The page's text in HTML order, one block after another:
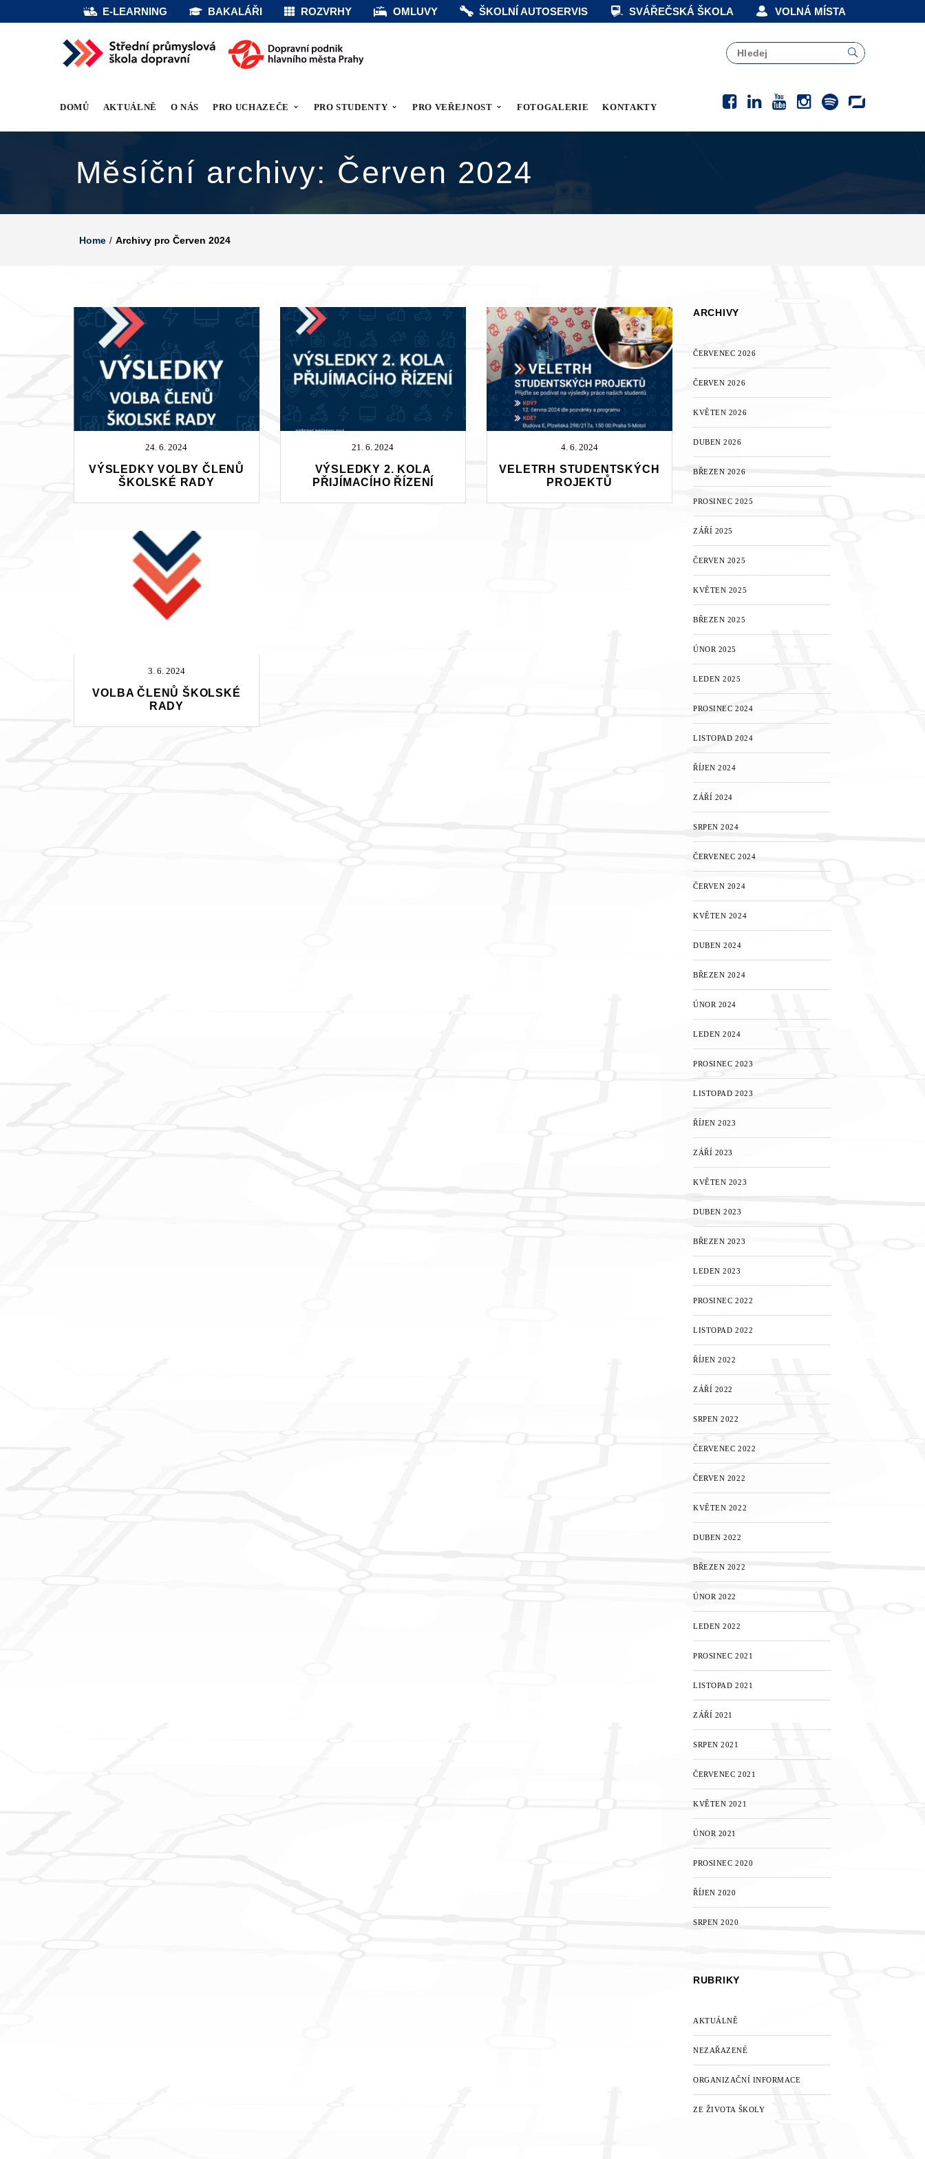
E-LEARNING BAKALÁŘI ROZVRHY OMLUVY ŠKOLNÍ AUTOSERVIS SVÁŘEČSKÁ ŠKOLA VOLNÁ MÍSTA
DOMŮ AKTUÁLNĚ O NÁS PRO UCHAZEČE PRO STUDENTY PRO VEŘEJNOST FOTOGALERIE KONTAKTY
Měsíční archivy: Červen 2024
Home Archivy pro Červen 2024
24. 6. 2024
VÝSLEDKY VOLBY ČLENŮ
ŠKOLSKÉ RADY
21. 6. 2024
VÝSLEDKY 2. KOLA
PŘIJÍMACÍHO ŘÍZENÍ
4. 6. 2024
VELETRH STUDENTSKÝCH
PROJEKTŮ
3. 6. 2024
VOLBA ČLENŮ ŠKOLSKÉ
RADY
ARCHIVY
ČERVENEC 2026
ČERVEN 2026
KVĚTEN 2026
DUBEN 2026
BŘEZEN 2026
PROSINEC 2025
ZÁŘÍ 2025
ČERVEN 2025
KVĚTEN 2025
BŘEZEN 2025
ÚNOR 2025
LEDEN 2025
PROSINEC 2024
LISTOPAD 2024
ŘÍJEN 2024
ZÁŘÍ 2024
SRPEN 2024
ČERVENEC 2024
ČERVEN 2024
KVĚTEN 2024
DUBEN 2024
BŘEZEN 2024
ÚNOR 2024
LEDEN 2024
PROSINEC 2023
LISTOPAD 2023
ŘÍJEN 2023
ZÁŘÍ 2023
KVĚTEN 2023
DUBEN 2023
BŘEZEN 2023
LEDEN 2023
PROSINEC 2022
LISTOPAD 2022
ŘÍJEN 2022
ZÁŘÍ 2022
SRPEN 2022
ČERVENEC 2022
ČERVEN 2022
KVĚTEN 2022
DUBEN 2022
BŘEZEN 2022
ÚNOR 2022
LEDEN 2022
PROSINEC 2021
LISTOPAD 2021
ZÁŘÍ 2021
SRPEN 2021
ČERVENEC 2021
KVĚTEN 2021
ÚNOR 2021
PROSINEC 2020
ŘÍJEN 2020
SRPEN 2020
RUBRIKY
AKTUÁLNĚ
NEZAŘAZENÉ
ORGANIZAČNÍ INFORMACE
ZE ŽIVOTA ŠKOLY